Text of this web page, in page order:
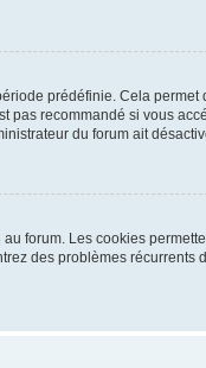
prédéfinie. Cela permet
pas recommandé si vous
du forum ait
forum. Les cookies
des problèmes récurrents